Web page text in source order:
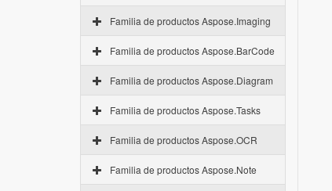
Familia de productos Aspose.Imaging
Familia de productos Aspose.BarCode
Familia de productos Aspose.Diagram
Familia de productos Aspose.Tasks
Familia de productos Aspose.OCR
Familia de productos Aspose.Note